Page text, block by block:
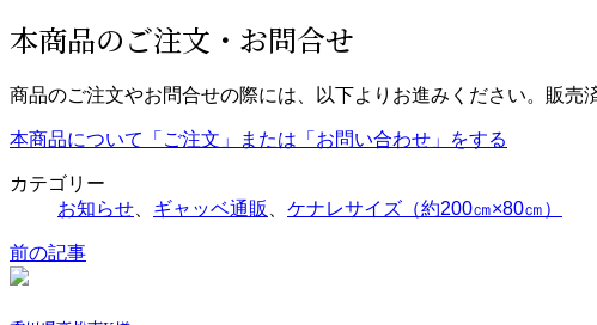
本商品のご注文・お問合せ
商品のご注文やお問合せの際には、以下よりお進みください。販売
本商品について「ご注文」または「お問い合わせ」をする
カテゴリー
お知らせ
ギャッベ通販 ケナレサイズ（約200㎝×80㎝）
前の記事